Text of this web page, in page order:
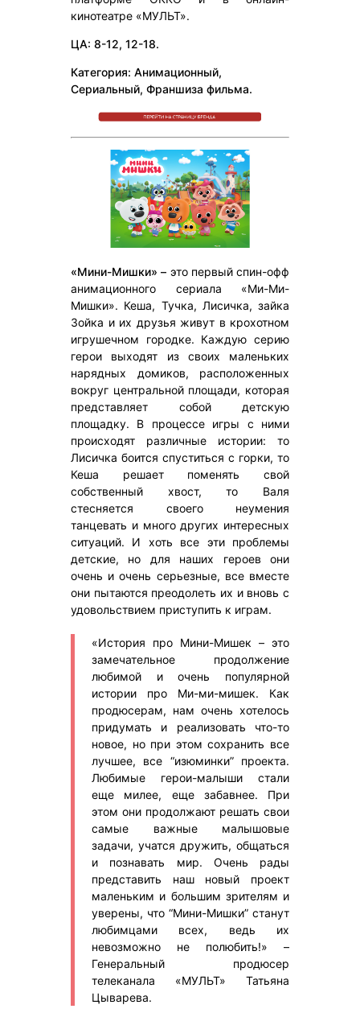
кинотеатре «МУЛЬТ».
ЦА: 8-12, 12-18.
Категория: Анимационный,
Сериальный, Франшиза фильма.
«Мини-Мишки» – это первый спин-офф
анимационного сериала «Ми-Ми-
Мишки». Кеша, Тучка, Лисичка, зайка
Зойка и их друзья живут в крохотном
игрушечном городке. Каждую серию
герои выходят из своих маленьких
нарядных домиков, расположенных
вокруг центральной площади, которая
представляет собой детскую
площадку. В процессе игры с ними
происходят различные истории: то
Лисичка боится спуститься с горки, то
Кеша решает поменять свой
собственный хвост, то Валя
стесняется своего неумения
танцевать и много других интересных
ситуаций. И хоть все эти проблемы
детские, но для наших героев они
очень и очень серьезные, все вместе
они пытаются преодолеть их и вновь с
удовольствием приступить к играм.
«История про Мини-Мишек – это
замечательное продолжение
любимой и очень популярной
истории про Ми-ми-мишек. Как
продюсерам, нам очень хотелось
придумать и реализовать что-то
новое, но при этом сохранить все
лучшее, все “изюминки” проекта.
Любимые герои-малыши стали
еще милее, еще забавнее. При
этом они продолжают решать свои
самые важные малышовые
задачи, учатся дружить, общаться
и познавать мир. Очень рады
представить наш новый проект
маленьким и большим зрителям и
уверены, что “Мини-Мишки” станут
любимцами всех, ведь их
невозможно не полюбить!» –
Генеральный продюсер
телеканала «МУЛЬТ» Татьяна
Цыварева.